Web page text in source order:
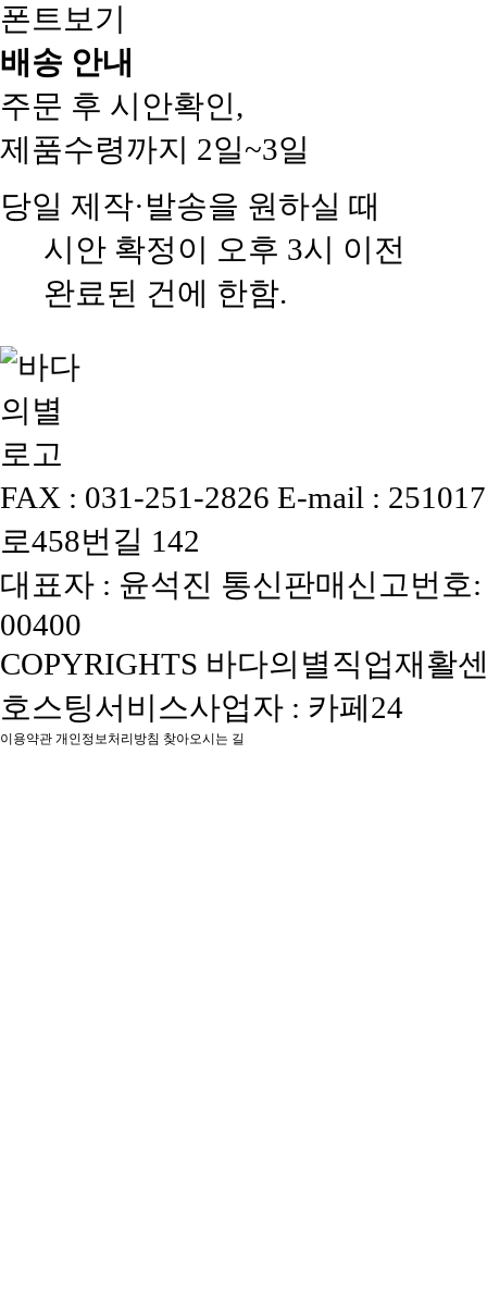
폰트보기
배송 안내
주문 후 시안확인,
제품수령까지 2일~3일
당일 제작·발송을 원하실 때
시안 확정이 오후 3시 이전
완료된 건에 한함.
FAX : 031-251-2826 E-mail :
로458번길 142
대표자 : 윤석진 통신판매신고번호
00400
COPYRIGHTS 바다의별직업재활
호스팅서비스사업자 : 카페24
이용약관 개인정보처리방침 찾아오시는 길